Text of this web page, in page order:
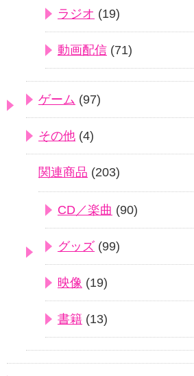
ラジオ (19)
動画配信 (71)
ゲーム (97)
その他 (4)
関連商品 (203)
CD／楽曲 (90)
グッズ (99)
映像 (19)
書籍 (13)